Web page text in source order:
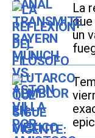
La
que
un